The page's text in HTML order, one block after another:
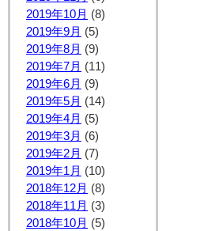
2019年10月 (8)
2019年9月 (5)
2019年8月 (9)
2019年7月 (11)
2019年6月 (9)
2019年5月 (14)
2019年4月 (5)
2019年3月 (6)
2019年2月 (7)
2019年1月 (10)
2018年12月 (8)
2018年11月 (3)
2018年10月 (5)